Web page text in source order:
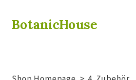
BotanicHouse